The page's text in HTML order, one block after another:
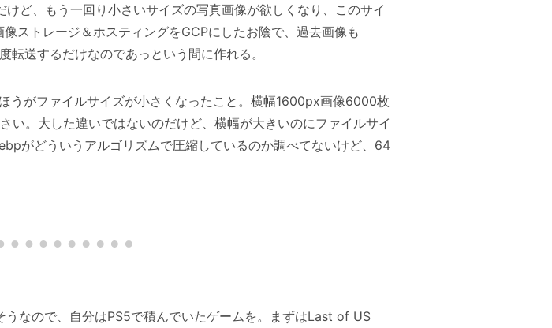
ど、もう一回り小さいサイズの写真画像が欲しくなり、このサイ
ストレージ＆ホスティングをGCPにしたお陰で、過去画像も
送するだけなのであっという間に作れる。
がファイルサイズが小さくなったこと。横幅1600px画像6000枚
。大した違いではないのだけど、横幅が大きいのにファイルサイ
がどういうアルゴリズムで圧縮しているのか調べてないけど、64
なので、自分はPS5で積んでいたゲームを。まずはLast of US